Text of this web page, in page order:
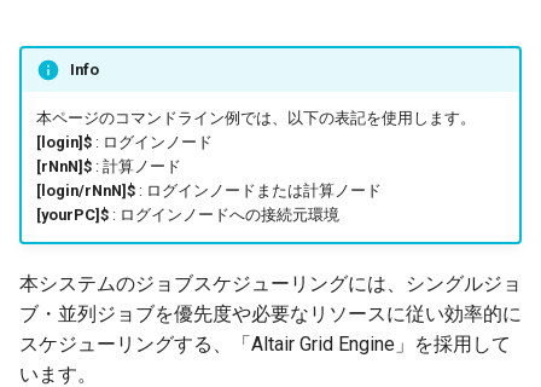
プ
5.1.2. ジョブスケジューラ
関連の制限値
5.2. 通常キュー
5.2.1. バッチジョブ
5.2.1.1. バッチジョブの流
れ
Info
本ページのコマンドライン例では、以下の表記を使用します。
[login]$: ログインノード
[rNnN]$: 計算ノード
[login/rNnN]$: ログインノードまたは計算ノード
[yourPC]$: ログインノードへの接続元環境
本システムのジョブスケジューリングには、シングルジョ
ブ・並列ジョブを優先度や必要なリソースに従い効率的に
スケジューリングする、「Altair Grid Engine」を採用して
います。